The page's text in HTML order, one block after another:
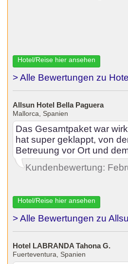
Hotel/Reise hier ansehen
> Alle Bewertungen zu
Allsun Hotel Bella Paguera
Mallorca, Spanien
Das Gesamtpaket war
hat super geklappt, von
Betreuung vor Ort und
Kundenbewertung:
Hotel/Reise hier ansehen
> Alle Bewertungen zu
Hotel LABRANDA Tahona G.
Fuerteventura, Spanien